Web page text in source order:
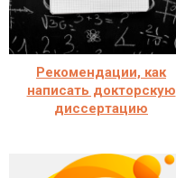
Рекомендации, как
написать докторскую
диссертацию